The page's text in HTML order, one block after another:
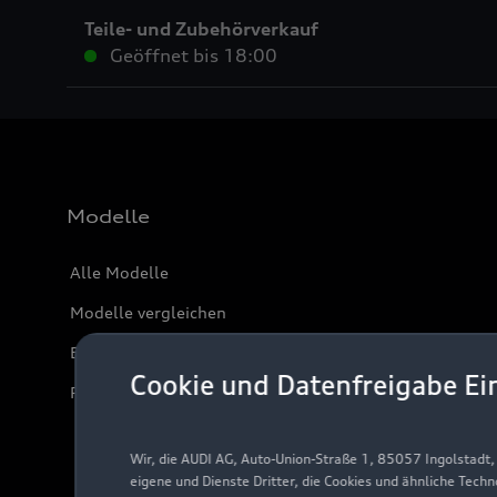
Cookie und Datenfreigabe
Wir, die AUDI AG, Auto-Union-Straße 1, 85057
eigene und Dienste Dritter, die Cookies und ähnliche
Teile- und Zubehörverkauf
Geöffnet bis 18:00
Modelle
Alle Modelle
Modelle vergleichen
Elektromodelle
Plug-in-Hybride